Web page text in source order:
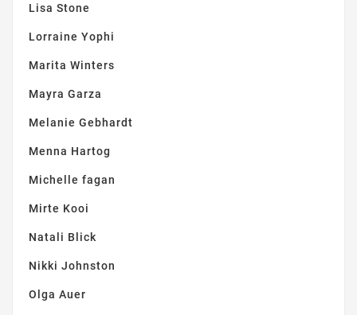
Lisa Stone
Lorraine Yophi
Marita Winters
Mayra Garza
Melanie Gebhardt
Menna Hartog
Michelle fagan
Mirte Kooi
Natali Blick
Nikki Johnston
Olga Auer